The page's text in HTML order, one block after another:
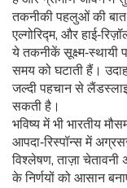
तकनीकी पहलुओं की बात
एल्गोरिद्म, और
ये तकनीकें सूक्ष्म‑स्थायी
समय को घटाती हैं।
जल्दी पहचान से
सकती है।
भविष्य में भी भारतीय
आपदा‑रिस्पॉन्स में
विश्लेषण, ताज़ा चेतावनी
के निर्णयों को आसान